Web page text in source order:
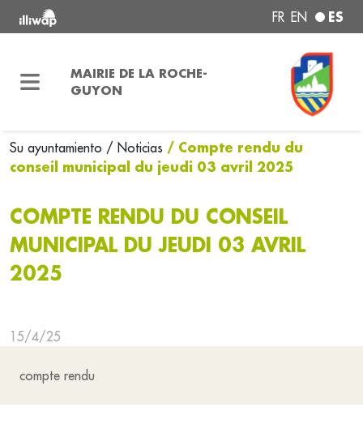
FR EN ES
MAIRIE DE LA ROCHE-
GUYON
Su ayuntamiento / Noticias / Compte rendu du
conseil municipal du jeudi 03 avril 2025
COMPTE RENDU DU CONSEIL
MUNICIPAL DU JEUDI 03 AVRIL
2025
15/4/25
compte rendu